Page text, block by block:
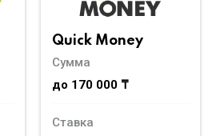
Quick Money
Сумма
до 170 000 ₸
Ставка